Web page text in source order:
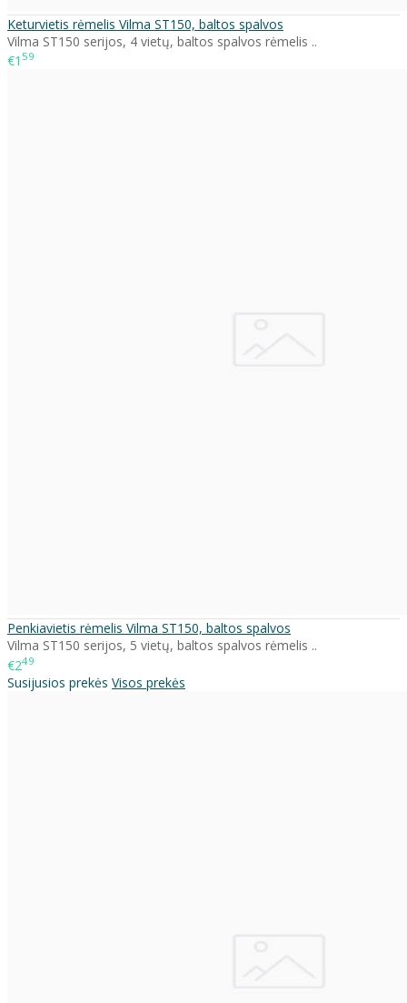
Keturvietis rėmelis Vilma ST150, baltos spalvos
Vilma ST150 serijos, 4 vietų, baltos spalvos rėmelis ..
€1 59
Penkiavietis rėmelis Vilma ST150, baltos spalvos
Vilma ST150 serijos, 5 vietų, baltos spalvos rėmelis ..
€249
Susijusios prekės Visos prekės